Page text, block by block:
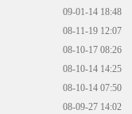
09-01-14 18:48
08-11-19 12:07
08-10-17 08:26
08-10-14 14:25
08-10-14 07:50
08-09-27 14:02